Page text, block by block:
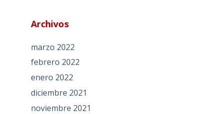
Archivos
marzo 2022
febrero 2022
enero 2022
diciembre 2021
noviembre 2021